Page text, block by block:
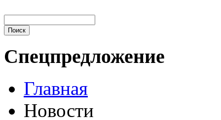
Спецпредложение
Главная
Новости